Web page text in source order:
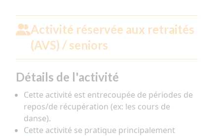
Activité réservée aux retraités
(AVS) / seniors
Détails de l'activité
Cette activité est entrecoupée de périodes de
repos/de récupération (ex: les cours de
danse).
Cette activité se pratique principalement